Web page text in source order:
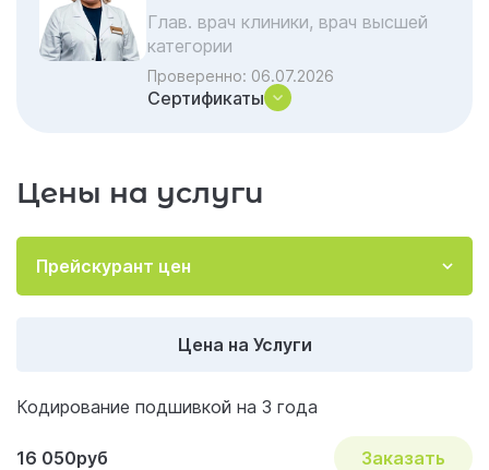
Глав. врач клиники, врач высшей
категории
Проверенно: 06.07.2026
Сертификаты
Цены на услуги
Прейскурант цен
Цена на Услуги
Кодирование подшивкой на 3 года
16 050руб Заказать